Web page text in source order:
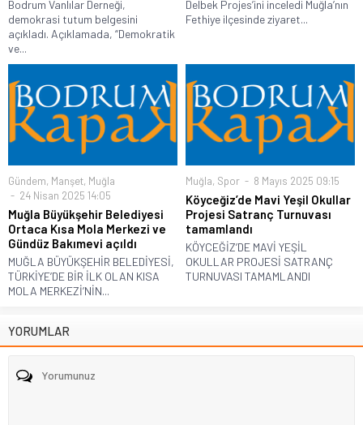
Bodrum Vanlılar Derneği,
demokrasi tutum belgesini
açıkladı. Açıklamada, “Demokratik
ve...
Delbek Projes’ini inceledi Muğla’nın
Fethiye ilçesinde ziyaret...
Gündem, Manşet, Muğla
24 Nisan 2025 14:05
Muğla Büyükşehir Belediyesi
Ortaca Kısa Mola Merkezi ve
Gündüz Bakımevi açıldı
MUĞLA BÜYÜKŞEHİR BELEDİYESİ,
TÜRKİYE’DE BİR İLK OLAN KISA
MOLA MERKEZİ’NİN...
Muğla, Spor 8 Mayıs 2025 09:15
Köyceğiz’de Mavi Yeşil Okullar
Projesi Satranç Turnuvası
tamamlandı
KÖYCEĞİZ’DE MAVİ YEŞİL
OKULLAR PROJESİ SATRANÇ
TURNUVASI TAMAMLANDI
YORUMLAR